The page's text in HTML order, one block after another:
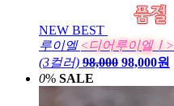
NEW BEST
루이엘 <디어루이엘Ⅰ>
(3컬러) 98,000 98,000원
0% SALE